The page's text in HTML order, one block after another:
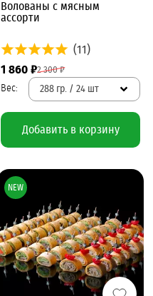
Волованы с мясным
ассорти
(11)
2 300 ₽
1 860 ₽
288 гр. / 24 шт
Добавить в корзину
NEW